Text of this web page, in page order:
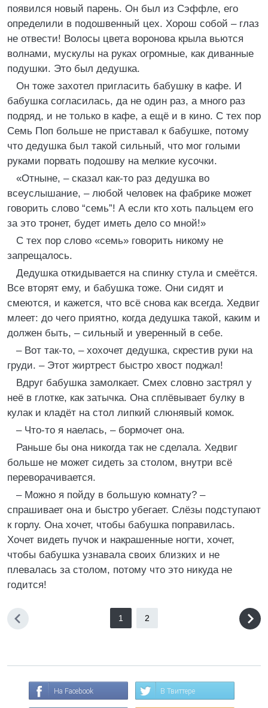
появился новый парень. Он был из Сэффле, его
определили в подошвенный цех. Хорош собой – глаз
не отвести! Волосы цвета воронова крыла вьются
волнами, мускулы на руках огромные, как диванные
подушки. Это был дедушка.
Он тоже захотел пригласить бабушку в кафе. И
бабушка согласилась, да не один раз, а много раз
подряд, и не только в кафе, а ещё и в кино. С тех пор
Семь Поп больше не приставал к бабушке, потому
что дедушка был такой сильный, что мог голыми
руками порвать подошву на мелкие кусочки.
«Отныне, – сказал как-то раз дедушка во
всеуслышание, – любой человек на фабрике может
говорить слово “семь”! А если кто хоть пальцем его
за это тронет, будет иметь дело со мной!»
С тех пор слово «семь» говорить никому не
запрещалось.
Дедушка откидывается на спинку стула и смеётся.
Все вторят ему, и бабушка тоже. Они сидят и
смеются, и кажется, что всё снова как всегда. Хедвиг
млеет: до чего приятно, когда дедушка такой, каким и
должен быть, – сильный и уверенный в себе.
– Вот так-то, – хохочет дедушка, скрестив руки на
груди. – Этот жиртрест быстро хвост поджал!
Вдруг бабушка замолкает. Смех словно застрял у
неё в глотке, как затычка. Она сплёвывает булку в
кулак и кладёт на стол липкий слюнявый комок.
– Что-то я наелась, – бормочет она.
Раньше бы она никогда так не сделала. Хедвиг
больше не может сидеть за столом, внутри всё
переворачивается.
– Можно я пойду в большую комнату? –
спрашивает она и быстро убегает. Слёзы подступают
к горлу. Она хочет, чтобы бабушка поправилась.
Хочет видеть пучок и накрашенные ногти, хочет,
чтобы бабушка узнавала своих близких и не
плевалась за столом, потому что это никуда не
годится!
1 2
На Facebook В Твиттере